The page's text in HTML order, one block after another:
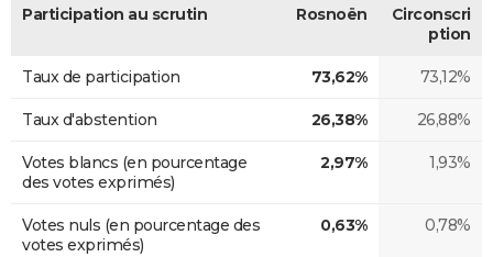
Participation au scrutin Rosnoën
Circonscri
ption
Taux de participation 73,62% 73,12%
Taux d'abstention 26,38% 26,88%
Votes blancs (en pourcentage
des votes exprimés)
2,97% 1,93%
Votes nuls (en pourcentage des
votes exprimés)
0,63% 0,78%